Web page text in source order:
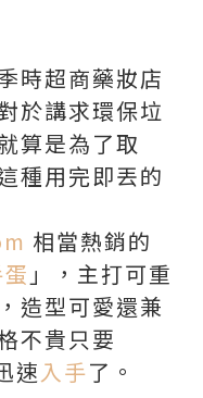
時超商藥妝店
於講求環保垃
算是為了取
種用完即丟的
相當熱銷的
」，主打可重
造型可愛還兼
不貴只要
速入手了。